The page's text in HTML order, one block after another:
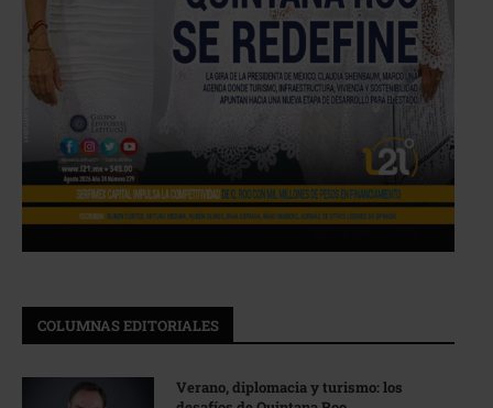
COLUMNAS EDITORIALES
Verano, diplomacia y turismo: los